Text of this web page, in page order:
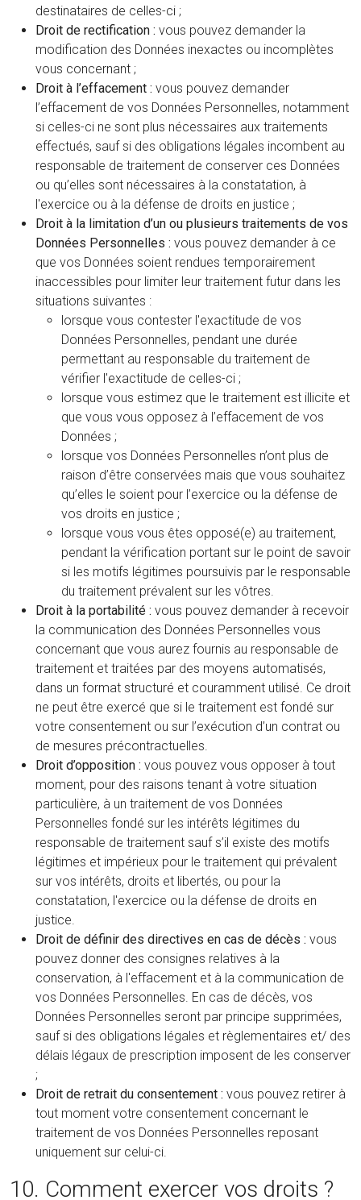
destinataires de celles-ci ;
Droit de rectification : vous pouvez demander la
modification des Données inexactes ou incomplètes
vous concernant ;
Droit à l’effacement : vous pouvez demander
l’effacement de vos Données Personnelles, notamment
si celles-ci ne sont plus nécessaires aux traitements
effectués, sauf si des obligations légales incombent au
responsable de traitement de conserver ces Données
ou qu’elles sont nécessaires à la constatation, à
l'exercice ou à la défense de droits en justice ;
Droit à la limitation d’un ou plusieurs traitements de vos
Données Personnelles : vous pouvez demander à ce
que vos Données soient rendues temporairement
inaccessibles pour limiter leur traitement futur dans les
situations suivantes :
lorsque vous contester l'exactitude de vos
Données Personnelles, pendant une durée
permettant au responsable du traitement de
vérifier l'exactitude de celles-ci ;
lorsque vous estimez que le traitement est illicite et
que vous vous opposez à l’effacement de vos
Données ;
lorsque vos Données Personnelles n’ont plus de
raison d’être conservées mais que vous souhaitez
qu’elles le soient pour l’exercice ou la défense de
vos droits en justice ;
lorsque vous vous êtes opposé(e) au traitement,
pendant la vérification portant sur le point de savoir
si les motifs légitimes poursuivis par le responsable
du traitement prévalent sur les vôtres.
Droit à la portabilité : vous pouvez demander à recevoir
la communication des Données Personnelles vous
concernant que vous aurez fournis au responsable de
traitement et traitées par des moyens automatisés,
dans un format structuré et couramment utilisé. Ce droit
ne peut être exercé que si le traitement est fondé sur
votre consentement ou sur l’exécution d’un contrat ou
de mesures précontractuelles.
Droit d’opposition : vous pouvez vous opposer à tout
moment, pour des raisons tenant à votre situation
particulière, à un traitement de vos Données
Personnelles fondé sur les intérêts légitimes du
responsable de traitement sauf s’il existe des motifs
légitimes et impérieux pour le traitement qui prévalent
sur vos intérêts, droits et libertés, ou pour la
constatation, l'exercice ou la défense de droits en
justice.
Droit de définir des directives en cas de décès : vous
pouvez donner des consignes relatives à la
conservation, à l'effacement et à la communication de
vos Données Personnelles. En cas de décès, vos
Données Personnelles seront par principe supprimées,
sauf si des obligations légales et règlementaires et/ des
délais légaux de prescription imposent de les conserver
;
Droit de retrait du consentement : vous pouvez retirer à
tout moment votre consentement concernant le
traitement de vos Données Personnelles reposant
uniquement sur celui-ci.
10. Comment exercer vos droits ?